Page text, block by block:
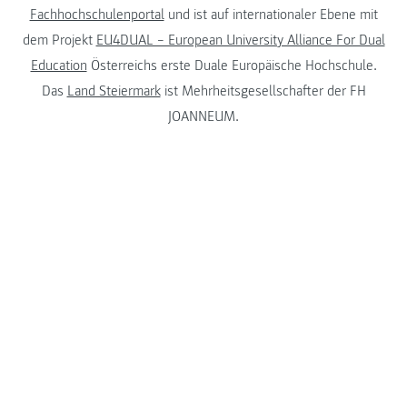
Fachhochschulenportalund ist auf internationaler Ebene mit
dem Projekt EU4DUAL – European University Alliance For Dual
Education Österreichs erste Duale Europäische Hochschule.
Das Land Steiermarkist Mehrheitsgesellschafter der FH
JOANNEUM.